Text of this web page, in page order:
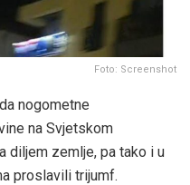
Foto: Screenshot
nogometne
na Svjetskom
diljem zemlje, pa tako i u
proslavili trijumf.